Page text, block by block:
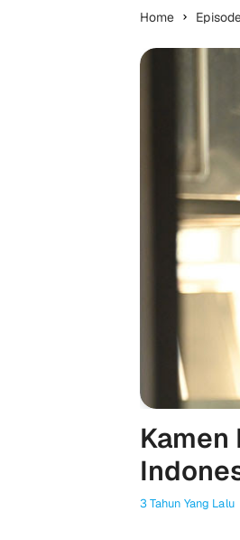
Home
3 Tahun Yang Lalu